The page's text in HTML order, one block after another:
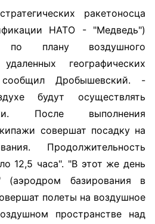
ракетоносца
НАТО - "Медведь")
по плану воздушного
географических
Дробышевский. -
будут осуществлять
После выполнения
совершат посадку на
Продолжительность
12,5 часа". "В этот же день
базирования в
полеты на воздушное
пространстве над